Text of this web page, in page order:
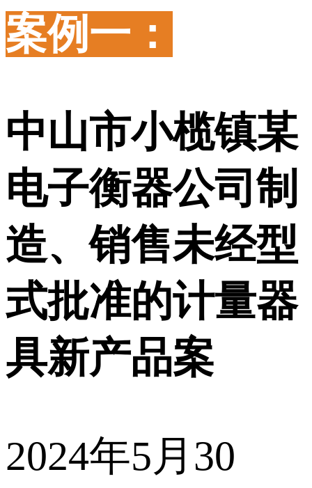
案例一：
中山市小榄镇某
电子衡器公司制
造、销售未经型
式批准的计量器
具新产品案
2024年5月30